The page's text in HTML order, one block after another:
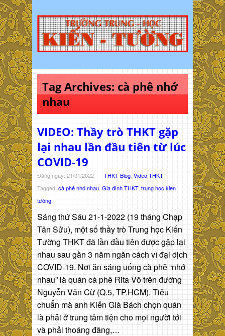
Tag Archives: cà phê nhớ
nhau
VIDEO: Thầy trò THKT gặp
lại nhau lần đầu tiên từ lúc
COVID-19
Đăng ngày: 21/01/2022 - THKT Blog Video THKT -
Tagged: cà phê nhớ nhau Gia đình THKT, trung học kiến
tường
Sáng thứ Sáu 21-1-2022 (19 tháng Chạp
Tân Sửu), một số thầy trò Trung học Kiến
Tường THKT đã lần đầu tiên được gặp lại
nhau sau gần 3 năm ngăn cách vì đại dịch
COVID-19. Nơi ăn sáng uống cà phê “nhớ
nhau” là quán cà phê Rita Võ trên đường
Nguyễn Văn Cừ (Q.5, TP.HCM). Tiêu
chuẩn mà anh Kiến Già Bách chọn quán
là phải ở trung tâm tiện cho mọi người tới
và phải thoáng đãng,…